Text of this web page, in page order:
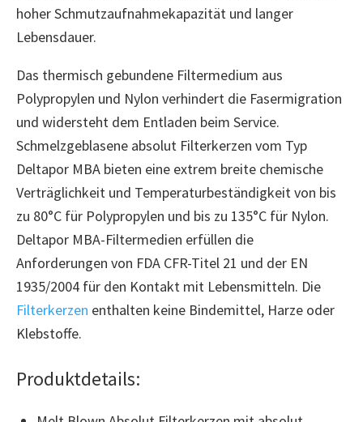
hoher Schmutzaufnahmekapazität und langer
Lebensdauer.
Das thermisch gebundene Filtermedium aus
Polypropylen und Nylon verhindert die Fasermigration
und widersteht dem Entladen beim Service.
Schmelzgeblasene absolut Filterkerzen vom Typ
Deltapor MBA bieten eine extrem breite chemische
Verträglichkeit und Temperaturbeständigkeit von bis
zu 80°C für Polypropylen und bis zu 135°C für Nylon.
Deltapor MBA-Filtermedien erfüllen die
Anforderungen von FDA CFR-Titel 21 und der EN
1935/2004 für den Kontakt mit Lebensmitteln. Die
Filterkerzen enthalten keine Bindemittel, Harze oder
Klebstoffe.
Produktdetails: